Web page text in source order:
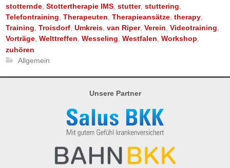
stotternde Stottertherapie IMS stutter, stuttering
Telefontraining Therapeuten Therapieansätze therapy
Training, Troisdorf, Umkreis, van Riper, Verein, Videotraining,
Vorträge, Welttreffen, Wesseling, Westfalen, Workshop,
zuhören
Allgemein
Unsere Partner